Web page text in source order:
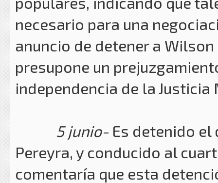
necesario para una
anuncio de detener a
presupone un
independencia de la
5 junio- Es detenido
Pereyra, y conducido al
comentaría que esta